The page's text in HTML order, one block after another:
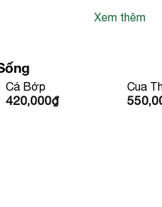
Xem thêm
Cá Bớp
420,000₫
Cua